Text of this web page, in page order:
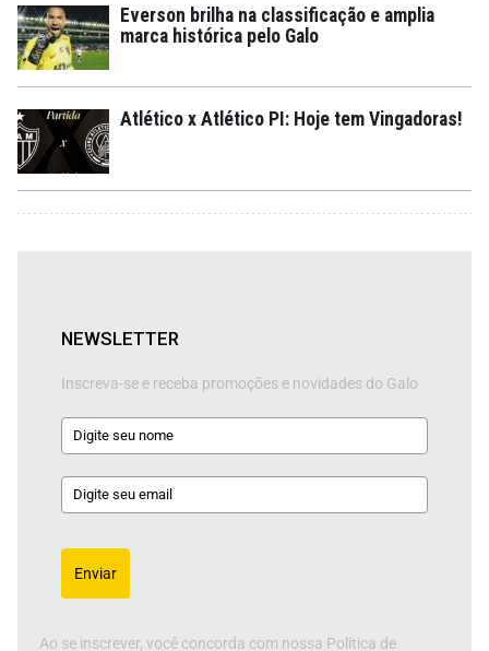
Everson brilha na classificação e amplia
marca histórica pelo Galo
Atlético x Atlético PI: Hoje tem Vingadoras!
NEWSLETTER
Inscreva-se e receba promoções e novidades do Galo
Enviar
Ao se inscrever, você concorda com nossa Política de